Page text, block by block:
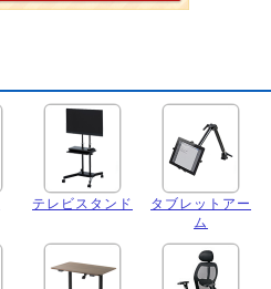
テレビスタンド
タブレットアー
ム